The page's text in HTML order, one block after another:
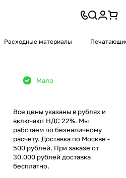
Расходные материалы
Мало
Все цены указаны в рублях и
включают НДС 22%. Мы
работаем по безналичному
расчету. Доставка по Москве -
500 рублей. При заказе от
30.000 рублей доставка
бесплатно.